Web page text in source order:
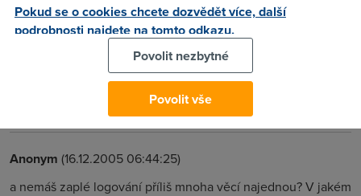
slysim prvne. Kdyztak si napis na technickou podporu keria
http://www.kerio.cz/support.html (Vpravo odkaz na formular)
A i tam blize specifikuj sve PC, kde meris... Je to ceska
podpora, takze tomu budes rozumet, ikdyz neumis anglicky
:) A napis jim dotaz bez hrubek (Treba to zaplY vadi i me, a to
jsem z cestiny skoro propadal).
Anonym (16.12.2005 06:44:25)
a nemáš zaplé logování příliš mnoha věcí najednou? V jakém
Pokud se o cookies chcete dozvědět více, další
podrobnosti najdete na tomto odkazu.
Povolit nezbytné
Povolit vše